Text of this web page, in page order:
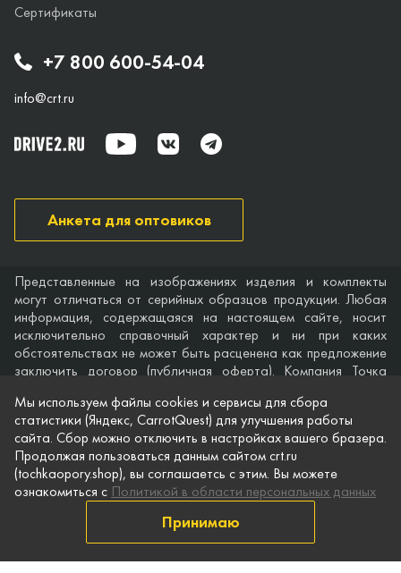
+7 800 600-54-04
info@crt.ru
Сертификаты
Анкета для оптовиков
Представленные на изображениях изделия и комплекты
могут отличаться от серийных образцов продукции. Любая
информация, содержащаяся на настоящем сайте, носит
исключительно справочный характер и ни при каких
обстоятельствах не может быть расценена как предложение
заключить договор (публичная оферта). Компания Точка
точности и полноты информации на веб-сайте, а также по
поводу беспрепятственного доступа к нему в любое время.
Технические характеристики и комплектация изделий,
указанные на сайте, приведены для примера и могут быть
изменены в любое время без предварительного уведомления.
© Точка опоры, 2021–2026
Защита персональной информации
Мы используем файлы cookies и сервисы для сбора
статистики (Яндекс, CarrotQuest) для улучшения работы
сайта. Сбор можно отключить в настройках вашего бразера.
Продолжая пользоваться данным сайтом crt.ru
(tochkaopory.shop), вы соглашаетсь с этим. Вы можете
ознакомиться с Политикой в области персональных данных
Принимаю